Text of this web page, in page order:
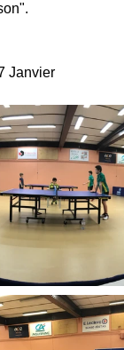
Janvier